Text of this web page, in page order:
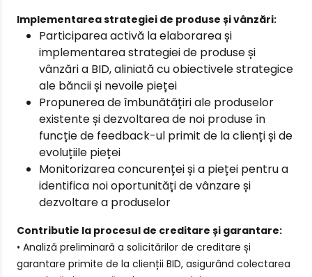
Implementarea strategiei de produse și vânzări:
Participarea activă la elaborarea și
implementarea strategiei de produse și
vânzări a BID, aliniată cu obiectivele strategice
ale băncii și nevoile pieței
Propunerea de îmbunătățiri ale produselor
existente și dezvoltarea de noi produse în
funcție de feedback-ul primit de la clienți și de
evoluțiile pieței
Monitorizarea concurenței și a pieței pentru a
identifica noi oportunități de vânzare și
dezvoltare a produselor
Contributie la procesul de creditare și garantare:
• Analiză preliminară a solicitărilor de creditare și
garantare primite de la clienții BID, asigurând colectarea